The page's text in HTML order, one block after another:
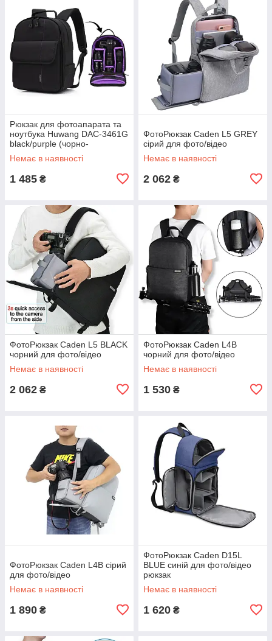
Рюкзак для фотоапарата та
ноутбука Huwang DAC-3461G
black/purple (чорно-
фіолетова)
Немає в наявності
1 485 ₴
ФотоРюкзак Caden L5 GREY
сірий для фото/відео
Немає в наявності
2 062 ₴
ФотоРюкзак Caden L5 BLACK
чорний для фото/відео
Немає в наявності
2 062 ₴
ФотоРюкзак Caden L4B
чорний для фото/відео
Немає в наявності
1 530 ₴
ФотоРюкзак Caden L4B сірий
для фото/відео
Немає в наявності
1 890 ₴
ФотоРюкзак Caden D15L
BLUE синій для фото/відео
рюкзак
Немає в наявності
1 620 ₴